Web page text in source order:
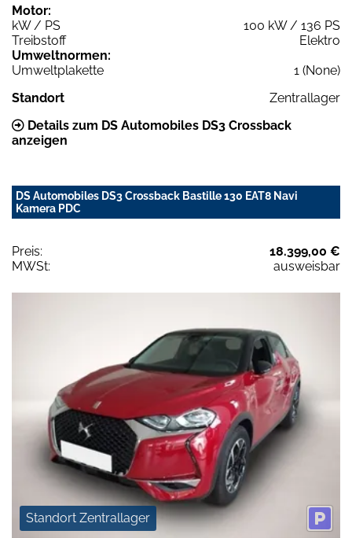
Motor:
kW / PS
100 kW / 136 PS
Treibstoff
Elektro
Umweltnormen:
Umweltplakette
1 (None)
Standort
Zentrallager
Details zum DS Automobiles DS3 Crossback
anzeigen
DS Automobiles DS3 Crossback Bastille 130 EAT8 Navi
Kamera PDC
Preis:
18.399,00 €
MWSt:
ausweisbar
Standort Zentrallager